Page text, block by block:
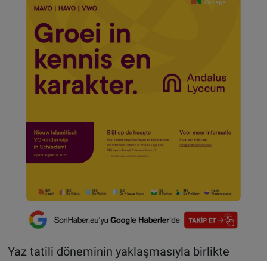
Yaz tatili döneminin yaklaşmasıyla birlikte